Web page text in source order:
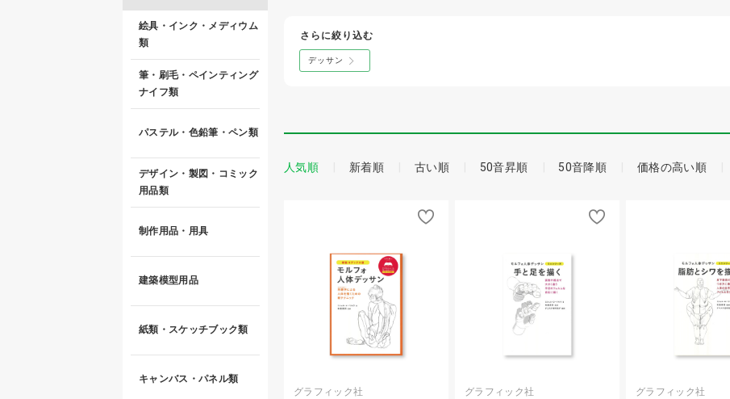
さらに絞り込む
デッサン
人気順 新着順 古い順 50音昇順 50音降順 価格の高い順
グラフィック社 グラフィック社 グラフィック社
絵具・インク・メディウム
類
筆・刷毛・ペインティング
ナイフ類
パステル・色鉛筆・ペン類
デザイン・製図・コミック
用品類
制作用品・用具
建築模型用品
紙類・スケッチブック類
キャンバス・パネル類